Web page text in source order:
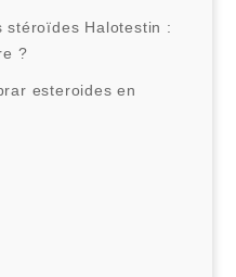
stéroïdes Halotestin :
?
esteroides en